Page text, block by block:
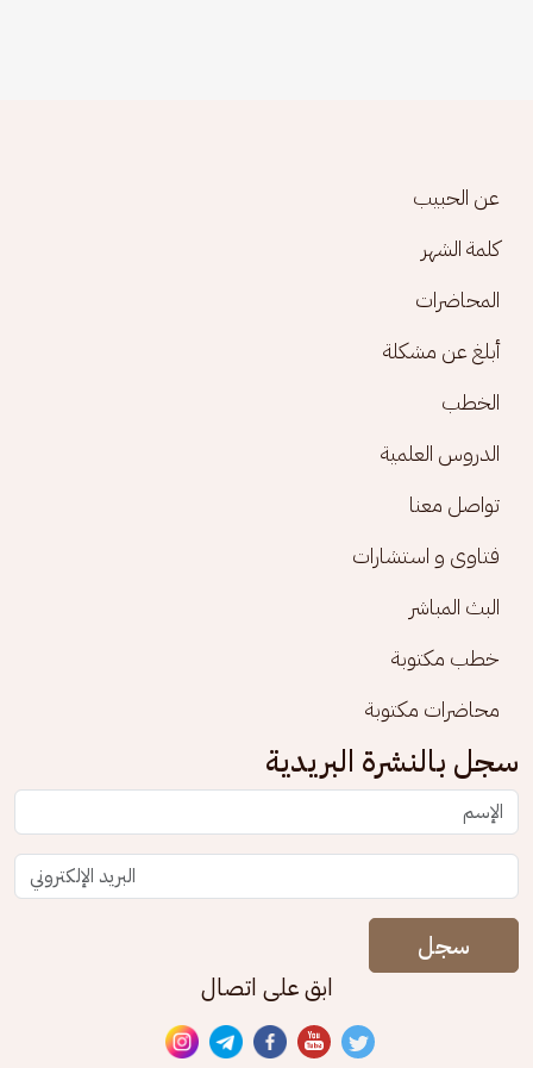
Footer menu
عن الحبيب
كلمة الشهر
المحاضرات
أبلغ عن مشكلة
الخطب
الدروس العلمية
تواصل معنا
فتاوى و استشارات
البث المباشر
خطب مكتوبة
محاضرات مكتوبة
سجل بالنشرة البريدية
سجل
ابق على اتصال